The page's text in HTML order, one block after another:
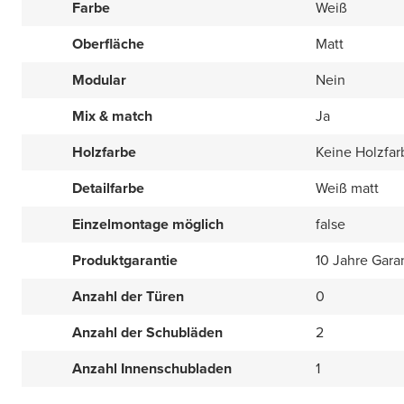
Farbe
Weiß
Oberfläche
Matt
Modular
Nein
Mix & match
Ja
Holzfarbe
Keine
Detailfarbe
Weiß matt
Einzelmontage möglich
false
Produktgarantie
10 Jahre
Anzahl der Türen
0
Anzahl der Schubläden
2
Anzahl Innenschubladen
1